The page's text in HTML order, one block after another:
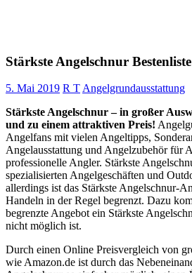
Stärkste Angelschnur Bestenliste
5. Mai 2019 R TAngelgrundausstattung
Stärkste Angelschnur – in großer
und zu einem attraktiven Preis!
Angelfans mit vielen Angeltipps,
Angelausstattung und Angelzubehör für
professionelle Angler. Stärkste
spezialisierten Angelgeschäften und
allerdings ist das Stärkste Angelschnur-
Handeln in der Regel begrenzt. Dazu
begrenzte Angebot ein Stärkste
nicht möglich ist.
Durch einen Online Preisvergleich von
wie Amazon.de ist durch das